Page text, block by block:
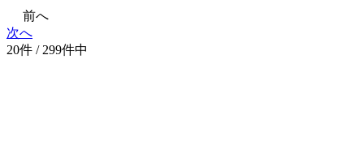
前へ
次へ
20件 / 299件中